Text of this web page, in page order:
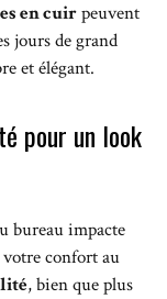
en cuirpeuvent
jours de grand
et élégant.
pour un look
bureau impacte
confort au
, bien que plus